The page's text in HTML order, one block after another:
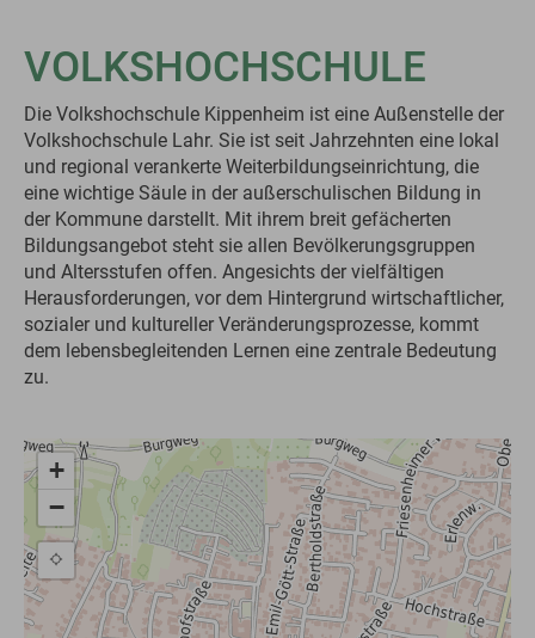
VOLKSHOCHSCHULE
Die Volkshochschule Kippenheim ist eine Außenstelle der
Volkshochschule Lahr. Sie ist seit Jahrzehnten eine lokal
und regional verankerte Weiterbildungseinrichtung, die
eine wichtige Säule in der außerschulischen Bildung in
der Kommune darstellt. Mit ihrem breit gefächerten
Bildungsangebot steht sie allen Bevölkerungsgruppen
und Altersstufen offen. Angesichts der vielfältigen
Herausforderungen, vor dem Hintergrund wirtschaftlicher,
sozialer und kultureller Veränderungsprozesse, kommt
dem lebensbegleitenden Lernen eine zentrale Bedeutung
zu.